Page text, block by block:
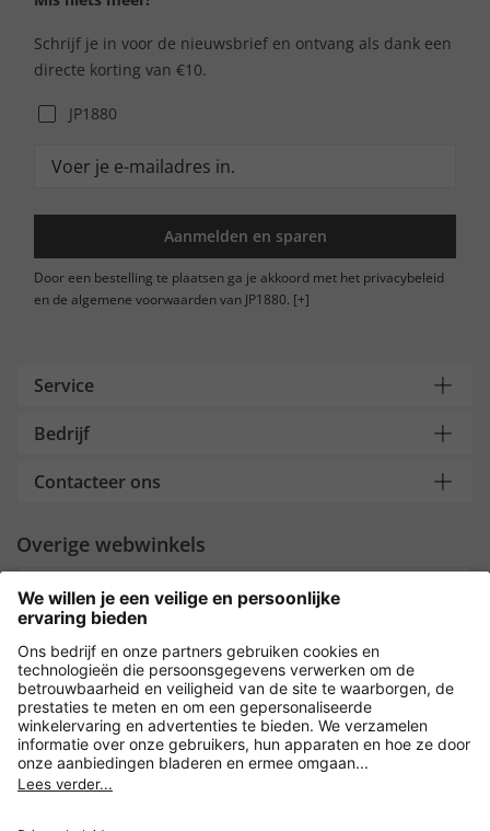
Schrijf je in voor de nieuwsbrief en ontvang als dank een
directe korting van €10.
JP1880
Aanmelden en sparen
Door een bestelling te plaatsen ga je akkoord met het privacybeleid
en de algemene voorwaarden van JP1880. [+]
Service
Bedrijf
Contacteer ons
Overige webwinkels
Nederland
Payment and Delivery
Versleuteling met